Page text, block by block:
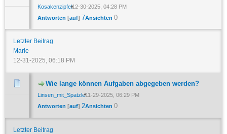
Kosakenzipfel12-30-2025, 04:28 PM
Antworten [auf] 7Ansichten 0
Letzter Beitrag
Marie
12-31-2025, 06:18 PM
Wie lange können Aufgaben abgegeben werden?
Linsen_mit_Spatzle11-29-2025, 06:29 PM
Antworten [auf] 2Ansichten 0
Letzter Beitrag